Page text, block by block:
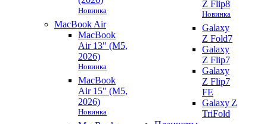
Новинка
MacBook Air
MacBook
Air 13" (M5,
2026)
Новинка
MacBook
Air 15" (M5,
2026)
Новинка
Z Flip8
Новинка
Galaxy
Z Fold7
Galaxy
Z Flip7
Galaxy
Z Flip7
FE
Galaxy Z
TriFold